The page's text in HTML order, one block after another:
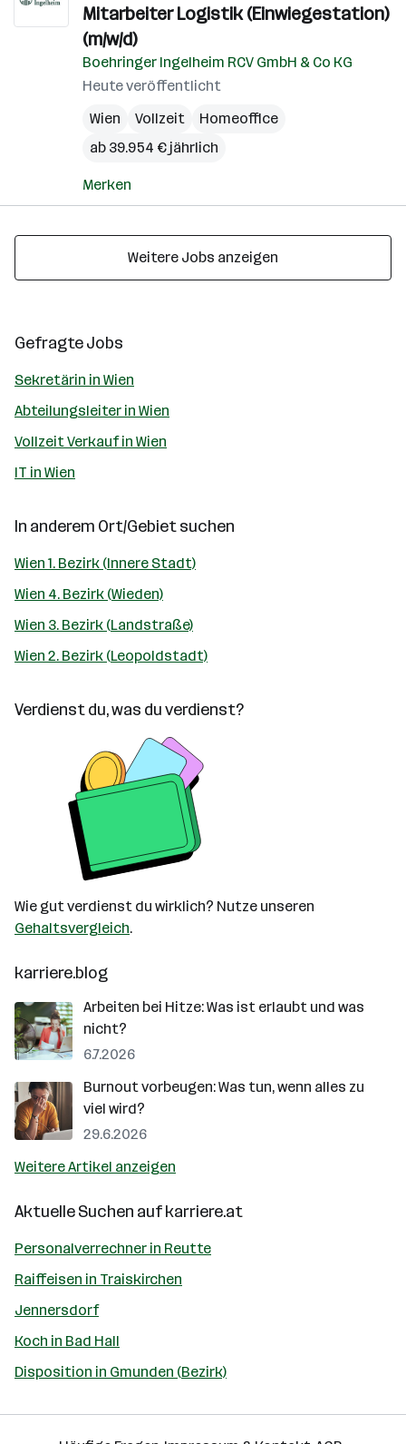
Mitarbeiter Logistik (Einwiegestation)
(m/w/d)
Boehringer Ingelheim RCV GmbH & Co KG
Heute veröffentlicht
Wien
Vollzeit
Homeoffice
ab 39.954 € jährlich
Merken
Weitere Jobs anzeigen
Gefragte Jobs
Sekretärin in Wien
Abteilungsleiter in Wien
Vollzeit Verkauf in Wien
IT in Wien
In anderem Ort/Gebiet suchen
Wien 1. Bezirk (Innere Stadt)
Wien 4. Bezirk (Wieden)
Wien 3. Bezirk (Landstraße)
Wien 2. Bezirk (Leopoldstadt)
Verdienst du, was du verdienst?
Wie gut verdienst du wirklich? Nutze unseren
Gehaltsvergleich.
karriere.blog
Arbeiten bei Hitze: Was ist erlaubt und was
nicht?
6.7.2026
Burnout vorbeugen: Was tun, wenn alles zu
viel wird?
29.6.2026
Weitere Artikel anzeigen
Aktuelle Suchen aufkarriere.at
Personalverrechner in Reutte
Raiffeisen in Traiskirchen
Jennersdorf
Koch in Bad Hall
Disposition in Gmunden (Bezirk)